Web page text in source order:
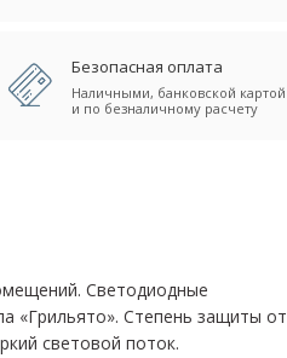
Безопасная оплата
Наличными, банковской картой
и по безналичному расчету
Светодиодные
«Грильято». Степень защиты от
световой поток.